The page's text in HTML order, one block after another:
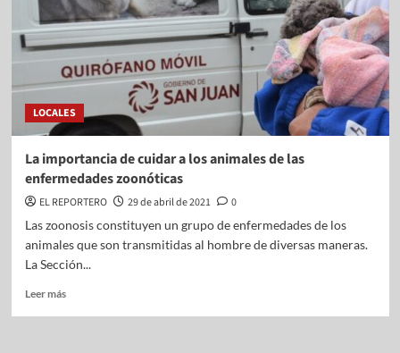
LOCALES
La importancia de cuidar a los animales de las
enfermedades zoonóticas
EL REPORTERO 29 de abril de 2021
0
Las zoonosis constituyen un grupo de enfermedades de los
animales que son transmitidas al hombre de diversas maneras.
La Sección...
Leer más